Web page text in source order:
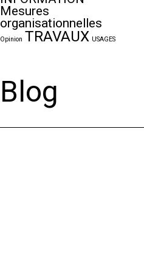
Mesures
organisationnelles
Opinion TRAVAUX USAGES
Blog